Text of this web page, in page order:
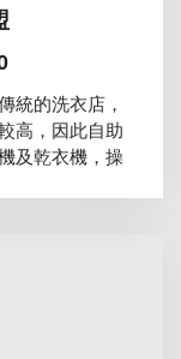
統的洗衣店，
高，因此自助
及乾衣機，操